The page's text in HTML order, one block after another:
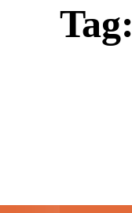
Tag: